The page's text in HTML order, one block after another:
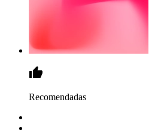
Recomendadas